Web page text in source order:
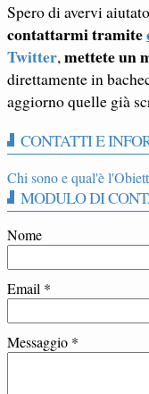
Spero di avervi
contattarmi tramite
Twitter,mettete un
direttamente in
aggiorno quelle già
CONTATTI E
Chi sono e qual'è
MODULO DI
Nome
Email *
Messaggio *